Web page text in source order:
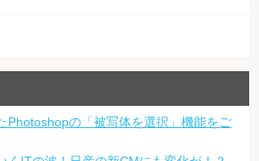
Photoshopの「被写体を選択」機能をご